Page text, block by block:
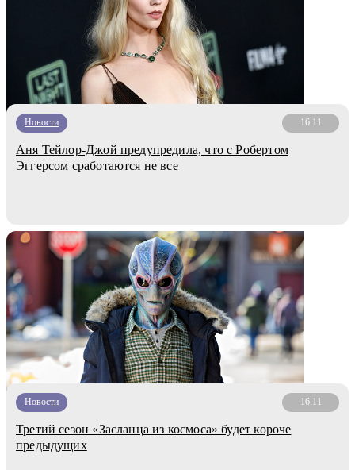
Новости 16.11
Аня Тейлор-Джой предупредила, что с Робертом
Эггерсом сработаются не все
Новости 16.11
Третий сезон «Засланца из космоса» будет короче
предыдущих